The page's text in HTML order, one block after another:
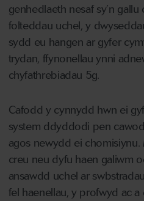
genhedlaeth nesaf sy’n
folteddau uchel, y
sydd eu hangen ar gyfer
trydan, ffynonellau ynni
chyfathrebiadau 5g.
Cafodd y cynnydd hwn ei
system ddyddodi pen
agos newydd ei chomisiynu.
creu neu dyfu haen galiwm
ansawdd uchel ar
fel haenellau, y profwyd ac